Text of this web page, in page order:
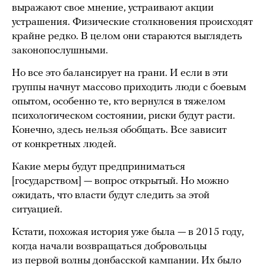
выражают свое мнение, устраивают акции
устрашения. Физические столкновения происходят
крайне редко. В целом они стараются выглядеть
законопослушными.
Но все это балансирует на грани. И если в эти
группы начнут массово приходить люди с боевым
опытом, особенно те, кто вернулся в тяжелом
психологическом состоянии, риски будут расти.
Конечно, здесь нельзя обобщать. Все зависит
от конкретных людей.
Какие меры будут предприниматься
[государством] — вопрос открытый. Но можно
ожидать, что власти будут следить за этой
ситуацией.
Кстати, похожая история уже была — в 2015 году,
когда начали возвращаться добровольцы
из первой волны донбасской кампании. Их было